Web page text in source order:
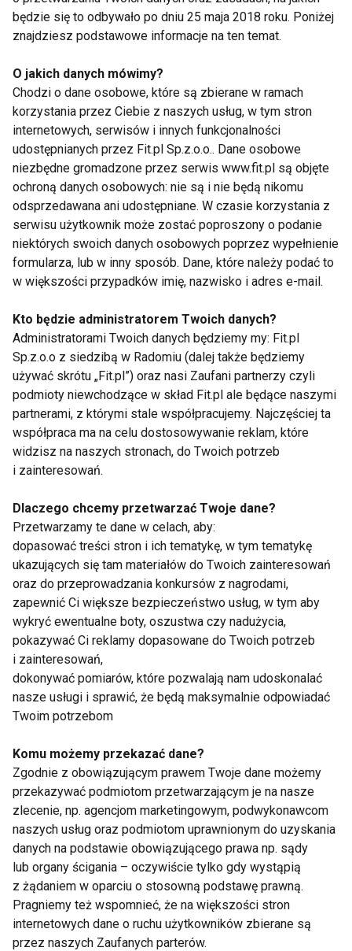
Dobry preparat wspomagający odchudzanie
zastąpi dietę i ćwiczenia. Niezależnie od tego,
MIT!Dostępne w aptece wyroby medyczne pomogą
Ci w walce zezbędnymi kilogramami, ale tylko
wtedy, jeśli w ich stosowaniu będziesz przestrzegać
diety i zaleceń dotyczących aktywności fizycznej.
Zamiast szukać produktu „na wszystko”, dowiedz
się, jaki problem uniemożliwia Ci walkę ze zbędnymi
kilogramami. Może podjadasz między posiłkami, w
Twojej diecie jest za dużo tłuszczów lub nie
możesz obejść się bez produktów mącznych tj.
węglowodanów? Znajdź właściwego sojusznika i
skutecznie rozwiąż swój problem. Zwróć także
uwagę na skład produktu. Wybieraj te, które
zawierająskładniki naturalnei nie wywołują
skutków ubocznych dla Twojego organizmu. Jak
twierdzi Joanna Brzezińskiej, dietetyka - Stosowanie
wyrobów medycznych wspomagających
odchudzanie może wzmóc motywację osób, które
rozwiąże jednak problemu z wagą. Wybór
sojusznika w walce z odchudzaniem nie może być
przypadkowy. Musi być odpowiedzią na nasz
rzeczywisty problem w walce z nadwagą. Warto
wybierać preparaty dostępne w aptece, zwracając
uwagę na skład produktu, aby uniknąć skutków
ubocznych dla naszego organizmu.
Wybierając dietę, pamiętaj, że:
potrzeb i zdemaskowania indywidualnych przyczyn
Twojej nadwagi lub otyłości.
2. Nie ma diety skutecznej i uniwersalnej dla każdej
osoby, która chce zrzucić zbędne kilogramy. Dieta
musi uwzględniać Twoje indywidualne preferencje
żywieniowe.
3. Zapomnij o katorżniczej diecie. Sztucznie
narzucony rygor – nie sprawdzi się
w praktyce. Kluczem do sukcesu jest polubienie
będzie się to odbywało po dniu 25 maja 2018 roku. Poniżej
znajdziesz podstawowe informacje na ten temat.
O jakich danych mówimy?
Chodzi o dane osobowe, które są zbierane w ramach
korzystania przez Ciebie z naszych usług, w tym stron
internetowych, serwisów i innych funkcjonalności
udostępnianych przez Fit.pl Sp.z.o.o.. Dane osobowe
niezbędne gromadzone przez serwis www.fit.pl są objęte
ochroną danych osobowych: nie są i nie będą nikomu
odsprzedawana ani udostępniane. W czasie korzystania z
serwisu użytkownik może zostać poproszony o podanie
niektórych swoich danych osobowych poprzez wypełnienie
formularza, lub w inny sposób. Dane, które należy podać to
w większości przypadków imię, nazwisko i adres e-mail.
Kto będzie administratorem Twoich danych?
Administratorami Twoich danych będziemy my: Fit.pl
Sp.z.o.o z siedzibą w Radomiu (dalej także będziemy
używać skrótu „Fit.pl”) oraz nasi Zaufani partnerzy czyli
podmioty niewchodzące w skład Fit.pl ale będące naszymi
partnerami, z którymi stale współpracujemy. Najczęściej ta
współpraca ma na celu dostosowywanie reklam, które
widzisz na naszych stronach, do Twoich potrzeb
i zainteresowań.
Dlaczego chcemy przetwarzać Twoje dane?
Przetwarzamy te dane w celach, aby:
dopasować treści stron i ich tematykę, w tym tematykę
ukazujących się tam materiałów do Twoich zainteresowań
oraz do przeprowadzania konkursów z nagrodami,
zapewnić Ci większe bezpieczeństwo usług, w tym aby
wykryć ewentualne boty, oszustwa czy nadużycia,
pokazywać Ci reklamy dopasowane do Twoich potrzeb
i zainteresowań,
dokonywać pomiarów, które pozwalają nam udoskonalać
nasze usługi i sprawić, że będą maksymalnie odpowiadać
Twoim potrzebom
Komu możemy przekazać dane?
Zgodnie z obowiązującym prawem Twoje dane możemy
przekazywać podmiotom przetwarzającym je na nasze
zlecenie, np. agencjom marketingowym, podwykonawcom
naszych usług oraz podmiotom uprawnionym do uzyskania
danych na podstawie obowiązującego prawa np. sądy
lub organy ścigania – oczywiście tylko gdy wystąpią
z żądaniem w oparciu o stosowną podstawę prawną.
Pragniemy też wspomnieć, że na większości stron
internetowych dane o ruchu użytkowników zbierane są
przez naszych Zaufanych parterów.